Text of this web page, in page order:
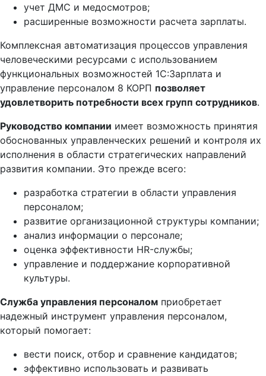
учет ДМС и медосмотров;
расширенные возможности расчета зарплаты.
Комплексная автоматизация процессов управления
человеческими ресурсами с использованием
функциональных возможностей 1С:Зарплата и
управление персоналом 8 КОРП позволяет
удовлетворить потребности всех групп сотрудников.
Руководство компании имеет возможность принятия
обоснованных управленческих решений и контроля их
исполнения в области стратегических направлений
развития компании. Это прежде всего:
разработка стратегии в области управления
персоналом;
развитие организационной структуры компании;
анализ информации о персонале;
оценка эффективности HR-службы;
управление и поддержание корпоративной
культуры.
Служба управления персоналом приобретает
надежный инструмент управления персоналом,
который помогает:
вести поиск, отбор и сравнение кандидатов;
эффективно использовать и развивать